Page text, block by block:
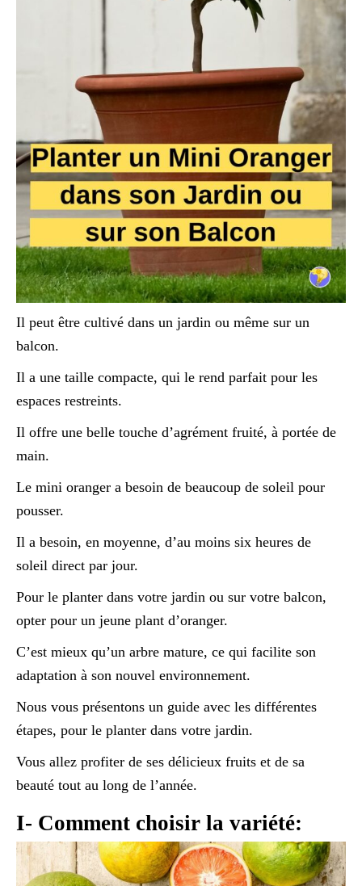
Il peut être cultivé dans un jardin ou même sur un
balcon.
Il a une taille compacte, qui le rend parfait pour les
espaces restreints.
Il offre une belle touche d’agrément fruité, à portée de
main.
Le mini oranger a besoin de beaucoup de soleil pour
pousser.
Il a besoin, en moyenne, d’au moins six heures de
soleil direct par jour.
Pour le planter dans votre jardin ou sur votre balcon,
opter pour un jeune plant d’oranger.
C’est mieux qu’un arbre mature, ce qui facilite son
adaptation à son nouvel environnement.
Nous vous présentons un guide avec les différentes
étapes, pour le planter dans votre jardin.
Vous allez profiter de ses délicieux fruits et de sa
beauté tout au long de l’année.
I- Comment choisir la variété: